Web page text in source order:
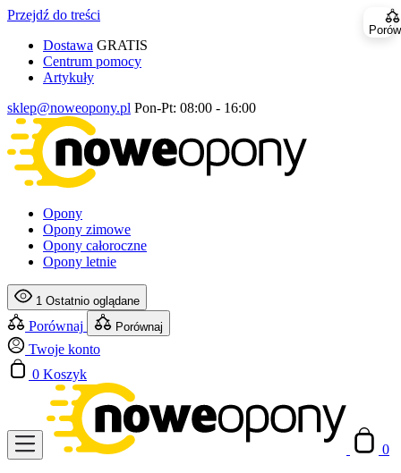
Przejdź do treści
Dostawa GRATIS
Centrum pomocy
Artykuły
sklep@noweopony.pl Pon-Pt: 08:00 - 16:00
Opony
Opony zimowe
Opony całoroczne
Opony letnie
1 Ostatnio oglądane
Porównaj Porównaj
Twoje konto
0 Koszyk
0